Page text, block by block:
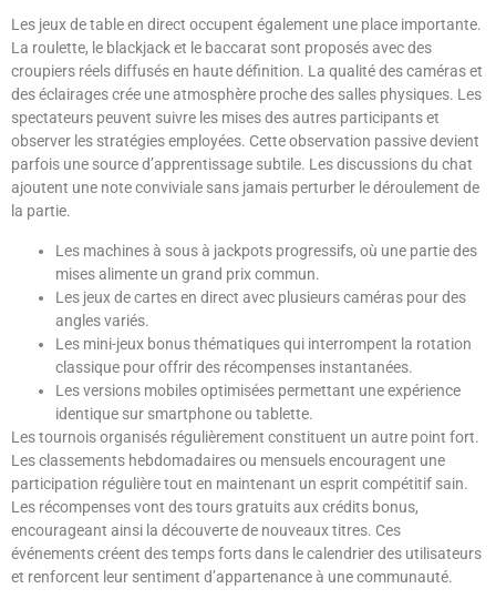
Les jeux de table en direct occupent également une place importante.
La roulette, le blackjack et le baccarat sont proposés avec des
croupiers réels diffusés en haute définition. La qualité des caméras et
des éclairages crée une atmosphère proche des salles physiques. Les
spectateurs peuvent suivre les mises des autres participants et
observer les stratégies employées. Cette observation passive devient
parfois une source d’apprentissage subtile. Les discussions du chat
ajoutent une note conviviale sans jamais perturber le déroulement de
la partie.
Les machines à sous à jackpots progressifs, où une partie des
mises alimente un grand prix commun.
Les jeux de cartes en direct avec plusieurs caméras pour des
angles variés.
Les mini-jeux bonus thématiques qui interrompent la rotation
classique pour offrir des récompenses instantanées.
Les versions mobiles optimisées permettant une expérience
identique sur smartphone ou tablette.
Les tournois organisés régulièrement constituent un autre point fort.
Les classements hebdomadaires ou mensuels encouragent une
participation régulière tout en maintenant un esprit compétitif sain.
Les récompenses vont des tours gratuits aux crédits bonus,
encourageant ainsi la découverte de nouveaux titres. Ces
événements créent des temps forts dans le calendrier des utilisateurs
et renforcent leur sentiment d’appartenance à une communauté.